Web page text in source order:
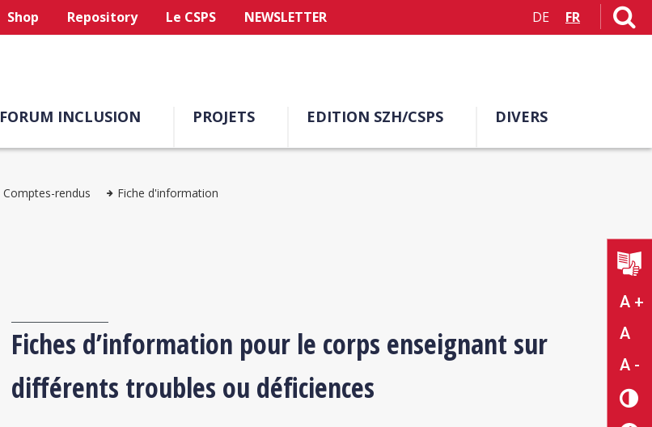
Shop Repository Le CSPS NEWSLETTER DE FR
FORUM INCLUSION PROJETS EDITION SZH/CSPS DIVERS
A +
A
A -
Comptes-rendus Fiche d'information
Fiches d’information pour le corps enseignant sur
différents troubles ou déficiences